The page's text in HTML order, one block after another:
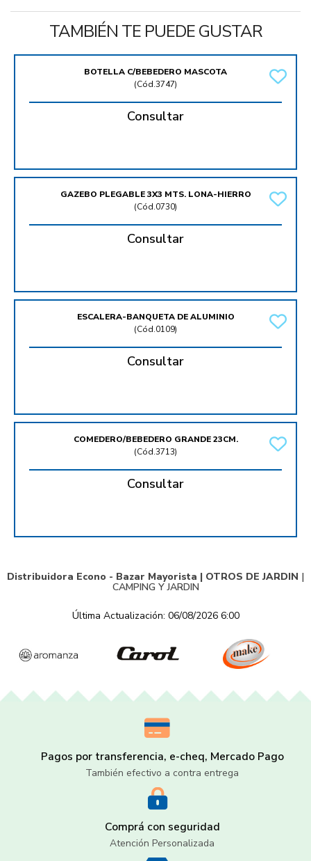
TAMBIÉN TE PUEDE GUSTAR
BOTELLA C/BEBEDERO MASCOTA
(Cód.3747)
Consultar
GAZEBO PLEGABLE 3X3 MTS. LONA-HIERRO
(Cód.0730)
Consultar
ESCALERA-BANQUETA DE ALUMINIO
(Cód.0109)
Consultar
COMEDERO/BEBEDERO GRANDE 23CM.
(Cód.3713)
Consultar
Distribuidora Econo - Bazar Mayorista | OTROS DE JARDIN |
CAMPING Y JARDIN
Última Actualización: 06/08/2026 6:00
Pagos por transferencia, e-cheq, Mercado Pago
También efectivo a contra entrega
Comprá con seguridad
Atención Personalizada